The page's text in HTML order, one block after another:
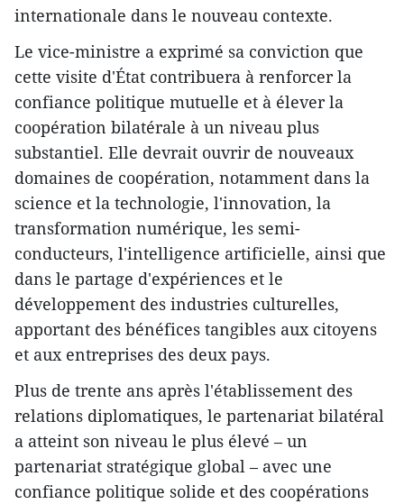
internationale dans le nouveau contexte.
Le vice-ministre a exprimé sa conviction que
cette visite d'État contribuera à renforcer la
confiance politique mutuelle et à élever la
coopération bilatérale à un niveau plus
substantiel. Elle devrait ouvrir de nouveaux
domaines de coopération, notamment dans la
science et la technologie, l'innovation, la
transformation numérique, les semi-
conducteurs, l'intelligence artificielle, ainsi que
dans le partage d'expériences et le
développement des industries culturelles,
apportant des bénéfices tangibles aux citoyens
et aux entreprises des deux pays.
Plus de trente ans après l'établissement des
relations diplomatiques, le partenariat bilatéral
a atteint son niveau le plus élevé – un
partenariat stratégique global – avec une
confiance politique solide et des coopérations